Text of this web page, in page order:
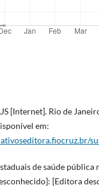
[Internet]. Rio de
em:
de saúde pública
[Editora